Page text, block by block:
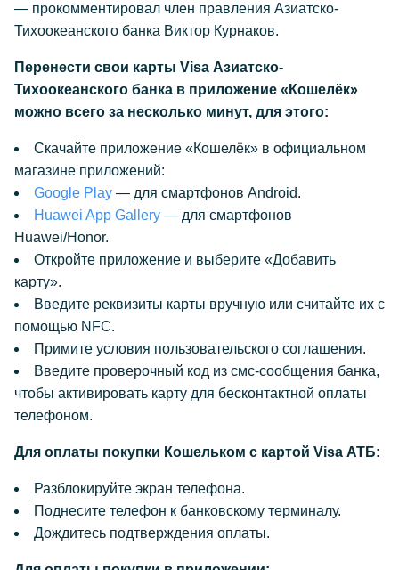
— прокомментировал член правления Азиатско-
Тихоокеанского банка Виктор Курнаков.
Перенести свои карты Visa Азиатско-
Тихоокеанского банка в приложение «Кошелёк»
можно всего за несколько минут, для этого:
Скачайте приложение «Кошелёк» в официальном
магазине приложений:
Google Play — для смартфонов Android.
Huawei App Gallery — для смартфонов
Huawei/Honor.
Откройте приложение и выберите «Добавить
карту».
Введите реквизиты карты вручную или считайте их с
помощью NFC.
Примите условия пользовательского соглашения.
Введите проверочный код из смс-сообщения банка,
чтобы активировать карту для бесконтактной оплаты
телефоном.
Для оплаты покупки Кошельком с картой Visa АТБ:
Разблокируйте экран телефона.
Поднесите телефон к банковскому терминалу.
Дождитесь подтверждения оплаты.